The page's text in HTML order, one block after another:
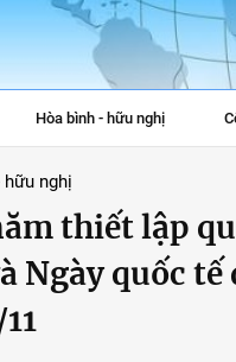
Hòa bình - hữu nghị
hữu nghị
thiết lập
Ngày quốc